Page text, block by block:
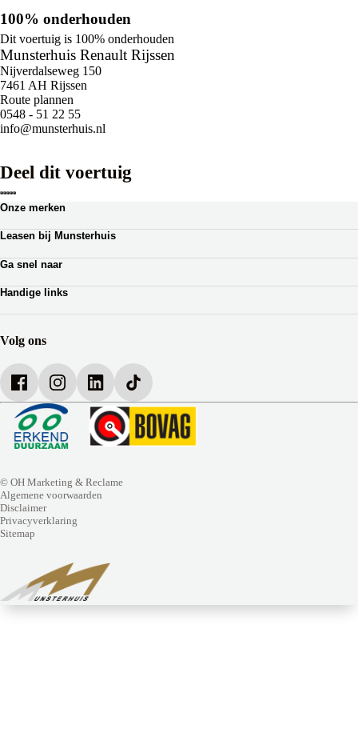
100% onderhouden
Dit voertuig is 100% onderhouden
Munsterhuis Renault Rijssen
Nijverdalseweg 150
7461 AH Rijssen
Route plannen
0548 - 51 22 55
info@munsterhuis.nl
Deel dit voertuig
Onze merken
Dacia
Ferrari
Leasen bij Munsterhuis
Private lease
Shortlease
Ga snel naar
Webshop auto onderdelen
Handige links
Bedrijfsbrochure
Werken bij Munsterhuis
Volg ons
© OH Marketing & Reclame
Algemene voorwaarden
Disclaimer
Privacyverklaring
Sitemap